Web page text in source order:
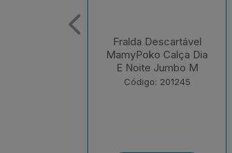
Fralda Descartável
MamyPoko Calça Dia
E Noite Jumbo G
Código: 201248